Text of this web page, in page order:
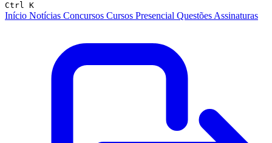
Ctrl K
Início Notícias Concursos Cursos Presencial Questões Assinaturas